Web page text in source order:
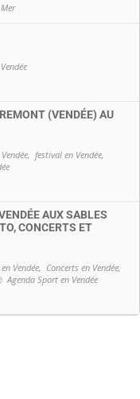
(VENDÉE) AU
festival en Vendée,
AUX SABLES
CONCERTS ET
Vendée, Concerts en Vendée,
Agenda Sport en Vendée